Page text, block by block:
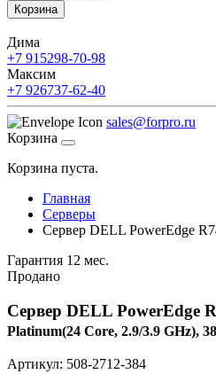
Корзина
Дима
+7 915298-70-98
Максим
+7 926737-62-40
sales@forpro.ru
Корзина
Корзина пуста.
Главная
Серверы
Сервер DELL PowerEdge
Гарантия 12 мес.
Продано
Сервер DELL PowerEdge
Platinum(24 Core, 2.9/3.9 GHz),
Артикул: 508-2712-384